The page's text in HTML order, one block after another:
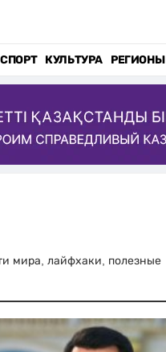
СПОРТ КУЛЬТУРА РЕГИОНЫ
мира, лайфхаки, полезные